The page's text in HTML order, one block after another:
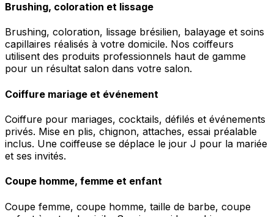
Brushing, coloration et lissage
Brushing, coloration, lissage brésilien, balayage et soins
capillaires réalisés à votre domicile. Nos coiffeurs
utilisent des produits professionnels haut de gamme
pour un résultat salon dans votre salon.
Coiffure mariage et événement
Coiffure pour mariages, cocktails, défilés et événements
privés. Mise en plis, chignon, attaches, essai préalable
inclus. Une coiffeuse se déplace le jour J pour la mariée
et ses invités.
Coupe homme, femme et enfant
Coupe femme, coupe homme, taille de barbe, coupe